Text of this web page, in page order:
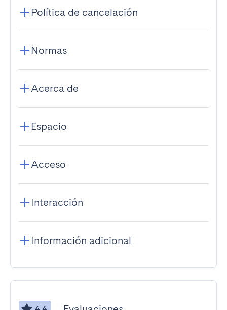
Política de cancelación
Normas
Acerca de
Espacio
Acceso
Interacción
Información adicional